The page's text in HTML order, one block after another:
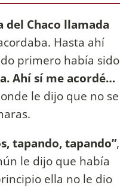
del Chaco llamada
Hasta ahí
primero había sido
Ahí sí me acordé…
le dijo que no se
tapando, tapando”,
le dijo que había
ella no le dio